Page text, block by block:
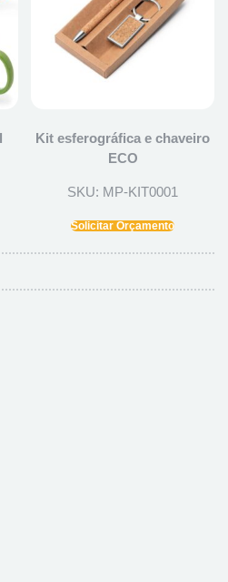
Kit esferográfica e chaveiro
ECO
SKU: MP-KIT0001
Solicitar Orçamento